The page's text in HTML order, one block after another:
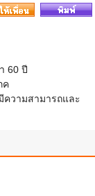
60 ปี
ค
ความสามารถและ